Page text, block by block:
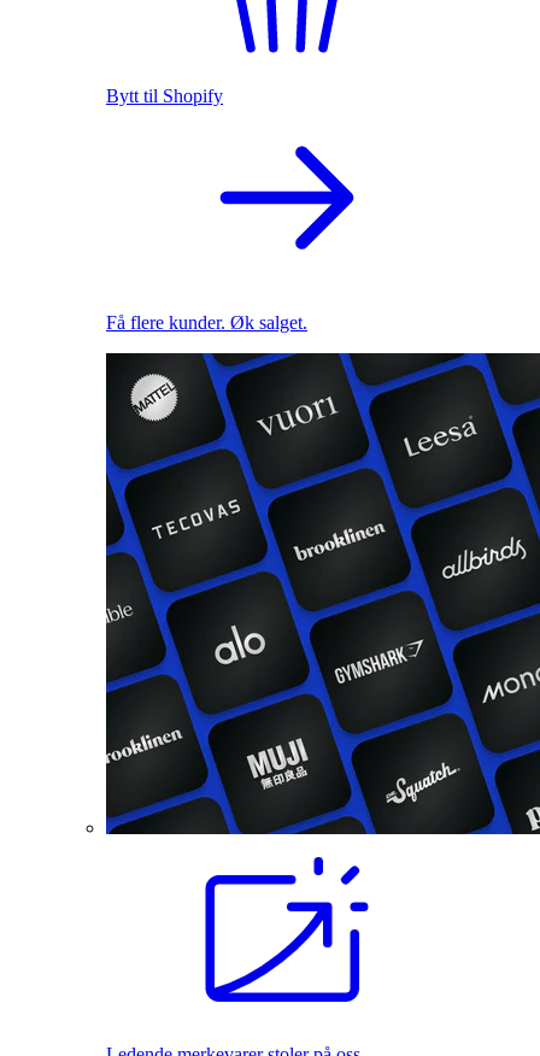
Bytt til Shopify
Få flere kunder. Øk salget.